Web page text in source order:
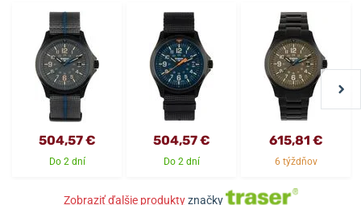
504,57 €
Do 2 dní
504,57 €
Do 2 dní
615,81 €
6 týždňov
Zobraziť ďalšie produktyznačky